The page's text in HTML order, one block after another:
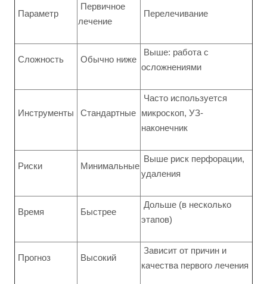
Параметр
Первичное
лечение
Перелечивание
Сложность Обычно ниже
Выше: работа с
осложнениями
Инструменты Стандартные
Часто используется
микроскоп, УЗ-
наконечник
Риски Минимальные
Выше риск перфорации,
удаления
Время Быстрее
Дольше (в несколько
этапов)
Прогноз Высокий
Зависит от причин и
качества первого лечения